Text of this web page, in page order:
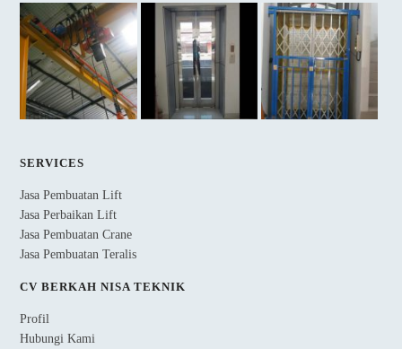
SERVICES
Jasa Pembuatan Lift
Jasa Perbaikan Lift
Jasa Pembuatan Crane
Jasa Pembuatan Teralis
CV BERKAH NISA TEKNIK
Profil
Hubungi Kami